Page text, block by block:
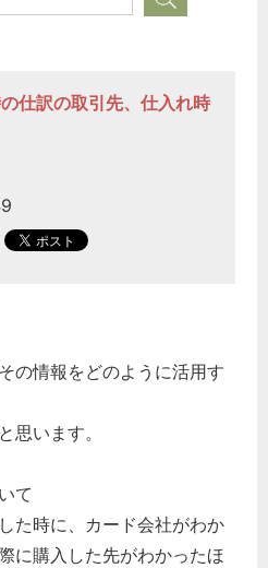
仕訳の取引先、仕入れ時
の情報をどのように活用す
思います。
て
た時に、カード会社がわか
に購入した先がわかったほ